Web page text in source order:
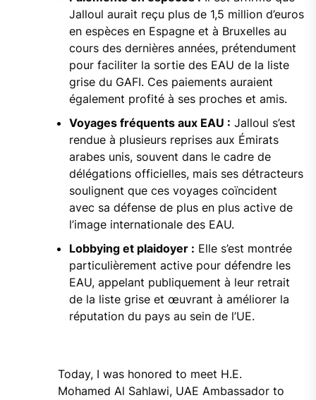
Jalloul aurait reçu plus de 1,5 million d’euros
en espèces en Espagne et à Bruxelles au
cours des dernières années, prétendument
pour faciliter la sortie des EAU de la liste
grise du GAFI. Ces paiements auraient
également profité à ses proches et amis.
Voyages fréquents aux EAU : Jalloul s’est
rendue à plusieurs reprises aux Émirats
arabes unis, souvent dans le cadre de
délégations officielles, mais ses détracteurs
soulignent que ces voyages coïncident
avec sa défense de plus en plus active de
l’image internationale des EAU.
Lobbying et plaidoyer : Elle s’est montrée
particulièrement active pour défendre les
EAU, appelant publiquement à leur retrait
de la liste grise et œuvrant à améliorer la
réputation du pays au sein de l’UE.
Today, I was honored to meet H.E.
Mohamed Al Sahlawi, UAE Ambassador to